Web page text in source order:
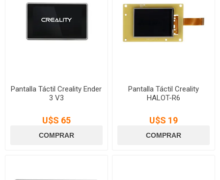
Pantalla Táctil Creality Ender
3 V3
U$S 65
Pantalla Táctil Creality
HALOT-R6
U$S 19